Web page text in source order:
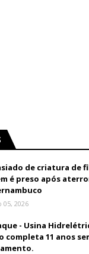
de criatura de
é preso após
05, 2026
- Usina
completa 11 anos